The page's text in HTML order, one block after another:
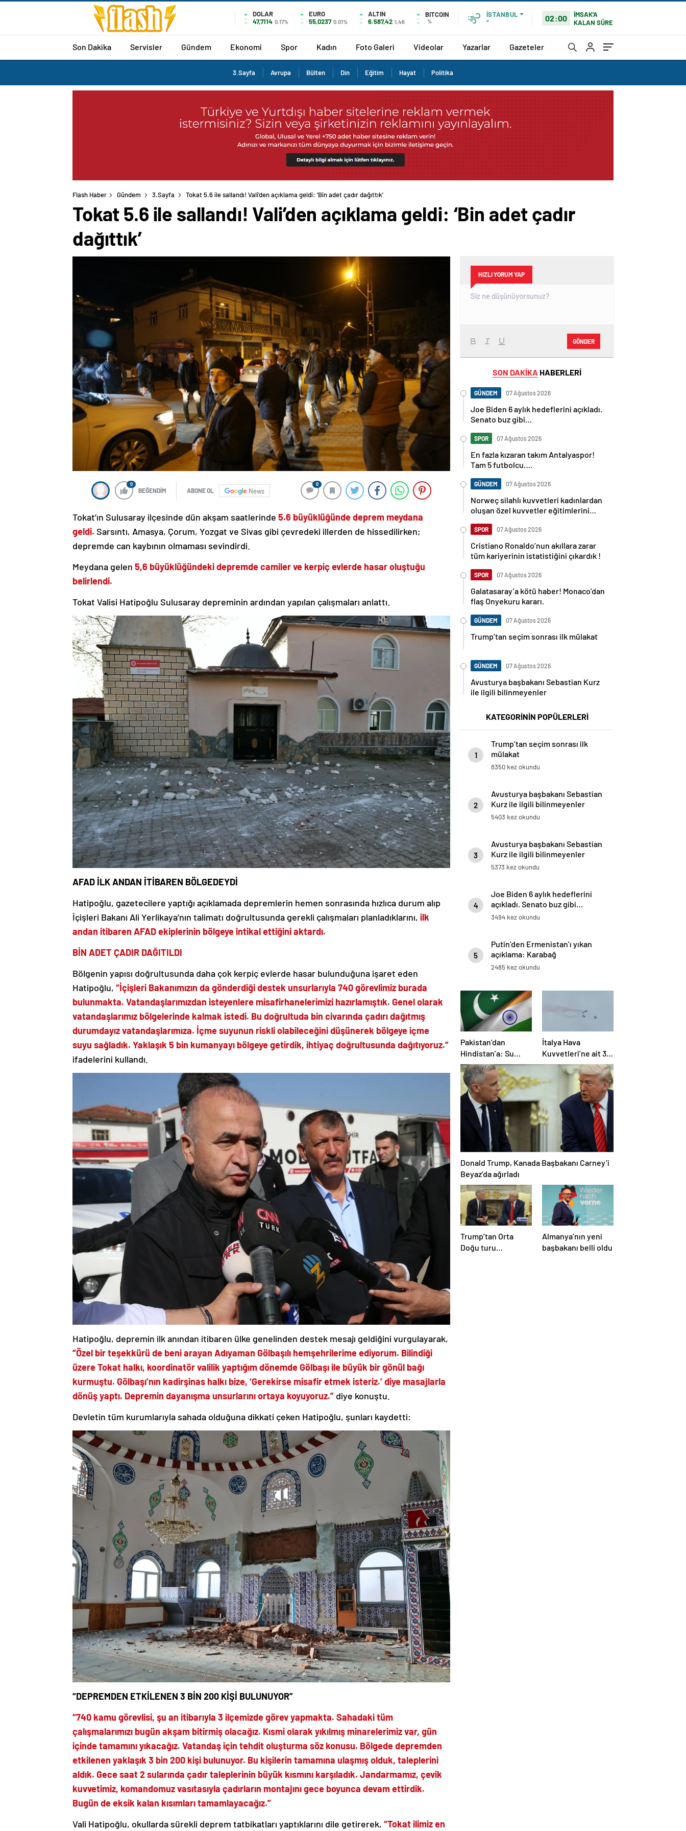
DOLAR
47,7114 0.17%
EURO
55,0237 0.01%
ALTIN
6.587,42 1,46
BITCOIN
%
İSTANBUL
°
02:00
İMSAK'A
KALAN SÜRE
Son Dakika Servisler Gündem Ekonomi Spor Kadın Foto Galeri Videolar Yazarlar Gazeteler
3.Sayfa Avrupa Bülten Din Eğitim Hayat Politika
Flash Haber Gündem 3.Sayfa Tokat 5.6 ile sallandı! Vali’den açıklama geldi: ‘Bin adet çadır dağıttık’
Tokat 5.6 ile sallandı! Vali’den açıklama geldi: ‘Bin adet çadır
dağıttık’
0
BEĞENDİM ABONE OL News
0
Tokat’ın Sulusaray ilçesinde dün akşam saatlerinde 5.6 büyüklüğünde deprem meydana
geldi. Sarsıntı, Amasya, Çorum, Yozgat ve Sivas gibi çevredeki illerden de hissedilirken;
depremde can kaybının olmaması sevindirdi.
Meydana gelen 5,6 büyüklüğündeki depremde camiler ve kerpiç evlerde hasar oluştuğu
belirlendi.
Tokat Valisi Hatipoğlu Sulusaray depreminin ardından yapılan çalışmaları anlattı.
AFAD İLK ANDAN İTİBAREN BÖLGEDEYDİ
Hatipoğlu, gazetecilere yaptığı açıklamada depremlerin hemen sonrasında hızlıca durum alıp
İçişleri Bakanı Ali Yerlikaya’nın talimatı doğrultusunda gerekli çalışmaları planladıklarını, ilk
andan itibaren AFAD ekiplerinin bölgeye intikal ettiğini aktardı.
BİN ADET ÇADIR DAĞITILDI
Bölgenin yapısı doğrultusunda daha çok kerpiç evlerde hasar bulunduğuna işaret eden
Hatipoğlu, “İçişleri Bakanımızın da gönderdiği destek unsurlarıyla 740 görevlimiz burada
bulunmakta. Vatandaşlarımızdan isteyenlere misafirhanelerimizi hazırlamıştık. Genel olarak
vatandaşlarımız bölgelerinde kalmak istedi. Bu doğrultuda bin civarında çadırı dağıtmış
durumdayız vatandaşlarımıza. İçme suyunun riskli olabileceğini düşünerek bölgeye içme
suyu sağladık. Yaklaşık 5 bin kumanyayı bölgeye getirdik, ihtiyaç doğrultusunda dağıtıyoruz.”
ifadelerini kullandı.
Hatipoğlu, depremin ilk anından itibaren ülke genelinden destek mesajı geldiğini vurgulayarak,
“Özel bir teşekkürü de beni arayan Adıyaman Gölbaşılı hemşehrilerime ediyorum. Bilindiği
üzere Tokat halkı, koordinatör valilik yaptığım dönemde Gölbaşı ile büyük bir gönül bağı
kurmuştu. Gölbaşı’nın kadirşinas halkı bize, ‘Gerekirse misafir etmek isteriz.’ diye masajlarla
dönüş yaptı. Depremin dayanışma unsurlarını ortaya koyuyoruz.” diye konuştu.
Devletin tüm kurumlarıyla sahada olduğuna dikkati çeken Hatipoğlu, şunları kaydetti:
“DEPREMDEN ETKİLENEN 3 BİN 200 KİŞİ BULUNUYOR”
“740 kamu görevlisi, şu an itibarıyla 3 ilçemizde görev yapmakta. Sahadaki tüm
çalışmalarımızı bugün akşam bitirmiş olacağız. Kısmi olarak yıkılmış minarelerimiz var, gün
içinde tamamını yıkacağız. Vatandaş için tehdit oluşturma söz konusu. Bölgede depremden
etkilenen yaklaşık 3 bin 200 kişi bulunuyor. Bu kişilerin tamamına ulaşmış olduk, taleplerini
aldık. Gece saat 2 sularında çadır taleplerinin büyük kısmını karşıladık. Jandarmamız, çevik
kuvvetimiz, komandomuz vasıtasıyla çadırların montajını gece boyunca devam ettirdik.
Bugün de eksik kalan kısımları tamamlayacağız.”
Vali Hatipoğlu, okullarda sürekli deprem tatbikatları yaptıklarını dile getirerek, “Tokat ilimiz en
HIZLI YORUM YAP
GÖNDER
SON DAKİKA HABERLERİ
GÜNDEM 07 Ağustos 2026
Joe Biden 6 aylık hedeflerini açıkladı.
Senato buz gibi…
SPOR 07 Ağustos 2026
En fazla kızaran takım Antalyaspor!
Tam 5 futbolcu….
GÜNDEM 07 Ağustos 2026
Norweç silahlı kuvvetleri kadınlardan
oluşan özel kuvvetler eğitimlerini
SPOR 07 Ağustos 2026
Cristiano Ronaldo’nun akıllara zarar
tüm kariyerinin istatistiğini çıkardık !
SPOR 07 Ağustos 2026
Galatasaray’a kötü haber! Monaco’dan
flaş Onyekuru kararı.
GÜNDEM 07 Ağustos 2026
Trump’tan seçim sonrası ilk mülakat
GÜNDEM 07 Ağustos 2026
Avusturya başbakanı Sebastian Kurz
ile ilgili bilinmeyenler
KATEGORİNİN POPÜLERLERİ
1
Trump’tan seçim sonrası ilk
mülakat
8350 kez okundu
2
Avusturya başbakanı Sebastian
Kurz ile ilgili bilinmeyenler
5403 kez okundu
3
Avusturya başbakanı Sebastian
Kurz ile ilgili bilinmeyenler
5373 kez okundu
4
Joe Biden 6 aylık hedeflerini
açıkladı. Senato buz gibi…
3494 kez okundu
5
Putin’den Ermenistan’ı yıkan
açıklama: Karabağ
Azerbaycan’ın ayrılmaz bir
2485 kez okundu
Pakistan’dan
Hindistan’a: Su
bizim kırmızı
çizgimizdir
İtalya Hava
Kuvvetleri’ne ait 3
uçak eğitim
uçuşunda kaza
Donald Trump, Kanada Başbakanı Carney’i
Beyaz’da ağırladı
Trump’tan Orta
Doğu turu
Almanya’nın yeni
başbakanı belli oldu